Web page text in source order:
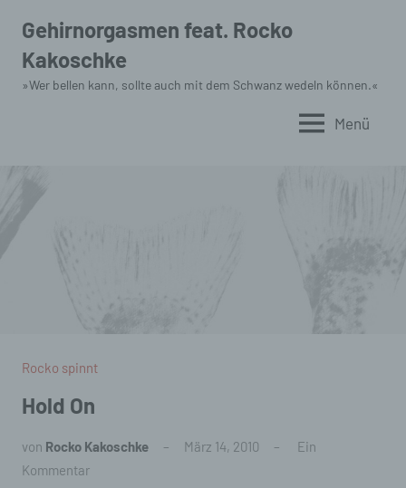
Inhalt
springen
Gehirnorgasmen feat. Rocko
Kakoschke
»Wer bellen kann, sollte auch mit dem Schwanz wedeln können.«
Menü
Rocko spinnt
Hold On
von Rocko Kakoschke März 14, 2010
Ein
Kommentar